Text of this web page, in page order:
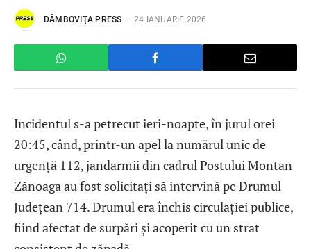
DÂMBOVIŢA PRESS 24 IANUARIE 2026
Incidentul s-a petrecut ieri-noapte, în jurul orei
20:45, când, printr-un apel la numărul unic de
urgență 112, jandarmii din cadrul Postului Montan
Zănoaga au fost solicitați să intervină pe Drumul
Județean 714. Drumul era închis circulației publice,
fiind afectat de surpări și acoperit cu un strat